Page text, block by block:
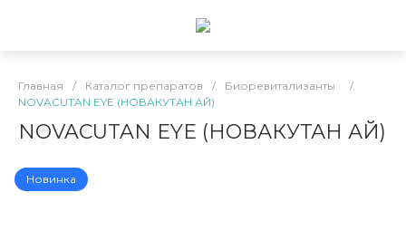
Главная / Каталог препаратов / Биоревитализанты
/
NOVACUTAN EYE (НОВАКУТАН АЙ)
NOVACUTAN EYE (НОВАКУТАН АЙ)
Новинка